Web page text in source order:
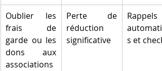
Oublier les
frais de
garde ou les
dons aux
associations
Perte de
réduction
significative
Rappels
s et